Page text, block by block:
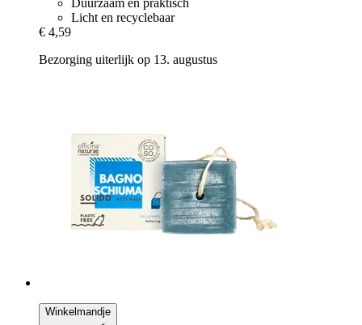
Duurzaam en praktisch
Licht en recyclebaar
€ 4,59
Bezorging uiterlijk op 13. augustus
Winkelmandje